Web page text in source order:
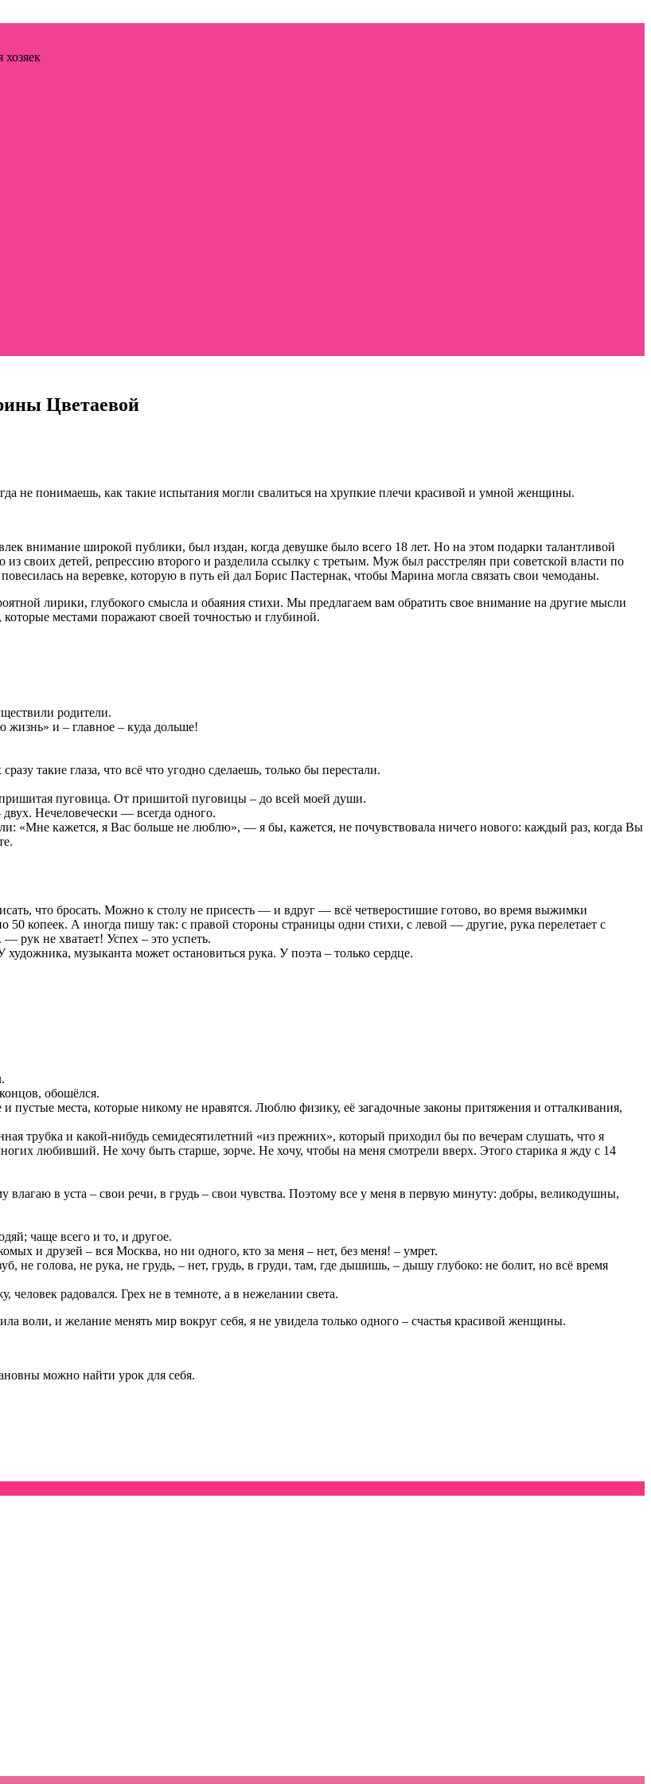
Цветаевой
не понимаешь, как такие испытания могли свалиться на хрупкие плечи красивой и умной женщины.
внимание широкой публики, был издан, когда девушке было всего 18 лет. Но на этом подарки талантливой
своих детей, репрессию второго и разделила ссылку с третьим. Муж был расстрелян при советской власти по
на веревке, которую в путь ей дал Борис Пастернак, чтобы Марина могла связать свои чемоданы.
лирики, глубокого смысла и обаяния стихи. Мы предлагаем вам обратить свое внимание на другие мысли
местами поражают своей точностью и глубиной.
родители.
жизнь» и – главное – куда дольше!
такие глаза, что всё что угодно сделаешь, только бы перестали.
пуговица. От пришитой пуговицы – до всей моей души.
Нечеловечески — всегда одного.
«Мне кажется, я Вас больше не люблю», — я бы, кажется, не почувствовала ничего нового: каждый раз, когда Вы
что бросать. Можно к столу не присесть — и вдруг — всё четверостишие готово, во время выжимки
50 копеек. А иногда пишу так: с правой стороны страницы одни стихи, с левой — другие, рука перелетает с
рук не хватает! Успех – это успеть.
музыканта может остановиться рука. У поэта – только сердце.
обошёлся.
места, которые никому не нравятся. Люблю физику, её загадочные законы притяжения и отталкивания,
трубка и какой-нибудь семидесятилетний «из прежних», который приходил бы по вечерам слушать, что я
любивший. Не хочу быть старше, зорче. Не хочу, чтобы на меня смотрели вверх. Этого старика я жду с 14
в уста – свои речи, в грудь – свои чувства. Поэтому все у меня в первую минуту: добры, великодушны,
чаще всего и то, и другое.
и друзей – вся Москва, но ни одного, кто за меня – нет, без меня! – умрет.
не голова, не рука, не грудь, – нет, грудь, в груди, там, где дышишь, – дышу глубоко: не болит, но всё время
радовался. Грех не в темноте, а в нежелании света.
воли, и желание менять мир вокруг себя, я не увидела только одного – счастья красивой женщины.
можно найти урок для себя.